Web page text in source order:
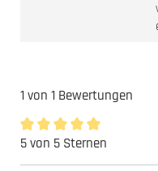
1 von 1 Bewertungen
Durchschnittliche
5 von 5 Sternen